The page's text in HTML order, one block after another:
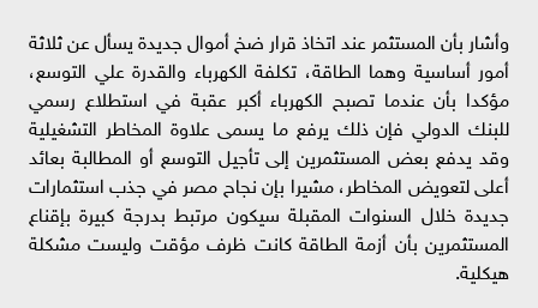
وأشار بأن المستثمر عند اتخاذ قرار ضخ أموال جديدة يسأل عن ثلاثة
أمور أساسية وهما الطاقة، تكلفة الكهرباء والقدرة علي التوسع،
مؤكدا بأن عندما تصبح الكهرباء أكبر عقبة في استطلاع رسمي
للبنك الدولي فإن ذلك يرفع ما يسمى علاوة المخاطر التشغيلية
وقد يدفع بعض المستثمرين إلى تأجيل التوسع أو المطالبة بعائد
أعلى لتعويض المخاطر، مشيرا بإن نجاح مصر في جذب استثمارات
جديدة خلال السنوات المقبلة سيكون مرتبط بدرجة كبيرة بإقناع
المستثمرين بأن أزمة الطاقة كانت ظرف مؤقت وليست مشكلة
هيكلية.